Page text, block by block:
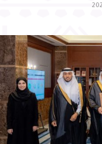
تبذلها جمعية
وما تقدمه من مبادرات
ومهاريًا
بأنفسهم، وإيجاد بيئة
والداعمين والجهات
الجهود بين
الخاص يمثل